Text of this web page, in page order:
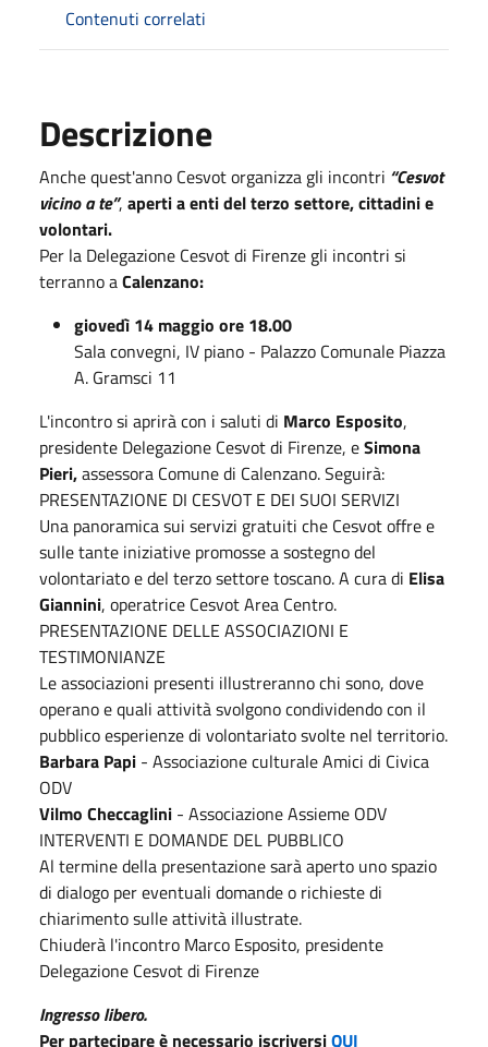
Contenuti correlati
Descrizione
Anche quest'anno Cesvot organizza gli incontri “Cesvot
vicino a te”, aperti a enti del terzo settore, cittadini e
volontari.
Per la Delegazione Cesvot di Firenze gli incontri si
terranno aCalenzano:
giovedì 14 maggio ore 18.00
Sala convegni, IV piano - Palazzo Comunale Piazza
A. Gramsci 11
L'incontro si aprirà con i saluti di Marco Esposito,
presidente Delegazione Cesvot di Firenze, eSimona
Pieri,assessora Comune di Calenzano. Seguirà:
PRESENTAZIONE DI CESVOT E DEI SUOI SERVIZI
Una panoramica sui servizi gratuiti che Cesvot offre e
sulle tante iniziative promosse a sostegno del
volontariato e del terzo settore toscano. A cura di Elisa
Giannini, operatrice Cesvot Area Centro.
PRESENTAZIONE DELLE ASSOCIAZIONI E
TESTIMONIANZE
Le associazioni presenti illustreranno chi sono, dove
operano e quali attività svolgono condividendo con il
pubblico esperienze di volontariato svolte nel territorio.
Barbara Papi - Associazione culturale Amici di Civica
ODV
Vilmo Checcaglini - Associazione Assieme ODV
INTERVENTI E DOMANDE DEL PUBBLICO
Al termine della presentazione sarà aperto uno spazio
di dialogo per eventuali domande o richieste di
chiarimento sulle attività illustrate.
Chiuderà l'incontro Marco Esposito, presidente
Delegazione Cesvot di Firenze
Ingresso libero.
Per partecipare è necessario iscriversiQUI